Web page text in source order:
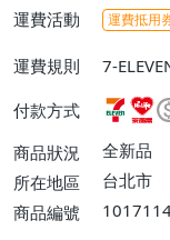
運費活動 運費抵用
運費規則
7-
或消費
不付款
運費$60
費】、
付款方式
商品狀況
全新品
所在地區
台北市
商品編號